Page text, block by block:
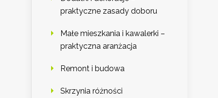
praktyczne zasady doboru
Małe mieszkania i kawalerki –
praktyczna aranżacja
Remont i budowa
Skrzynia różności